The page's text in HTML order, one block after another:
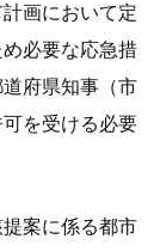
画において定
必要な応急措
府県知事（市
を受ける必要
案に係る都市